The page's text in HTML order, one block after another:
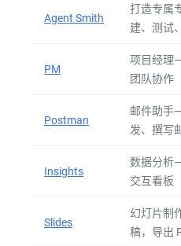
Agent Smith
打造专属
建、测试
PM
项目经理
团队协作
Postman
邮件助手
发、撰写
Insights
数据分析
交互看板
Slides
幻灯片制
稿，导出